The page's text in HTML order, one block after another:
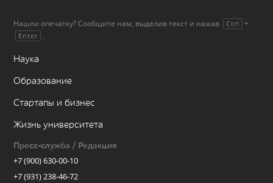
Нашли опечатку? Сообщите нам, выделив текст и нажав Ctrl +
Enter .
Наука
Образование
Стартапы и бизнес
Жизнь университета
Пресс-служба / Редакция
+7 (900) 630-00-10
+7 (931) 238-46-72